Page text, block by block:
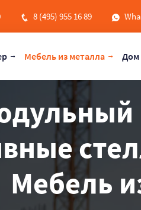
8 (495) 955 16 89
Мебель из металла Дом
Мебель